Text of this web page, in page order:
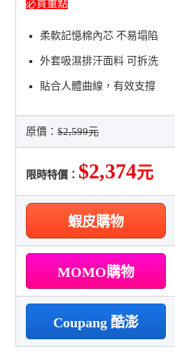
必買重點
柔軟記憶棉內芯 不易塌陷
外套吸濕排汗面料 可拆洗
貼合人體曲線，有效支撐
原價：$2,599元
限時特價： $2,374元
蝦皮購物
MOMO購物
Coupang 酷澎